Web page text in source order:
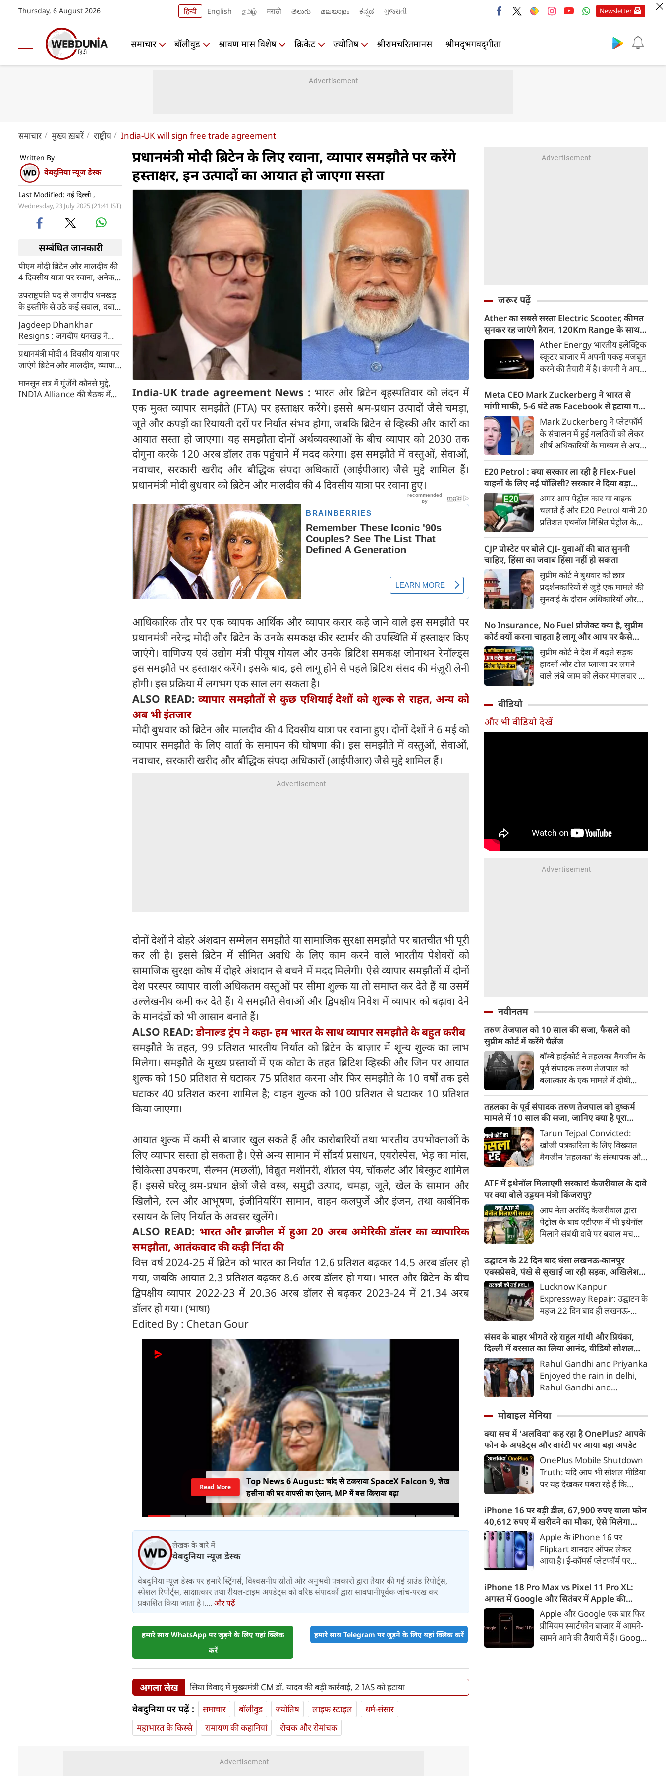
Thursday, 6 August 2026 हिन्दी English தமிழ் मराठी తెలుగు മലയാളം ಕನ್ನಡ ગુજરાતી Newsletter
समाचार बॉलीवुड श्रावण मास विशेष क्रिकेट ज्योतिष श्रीरामचरितमानस श्रीमद्‍भगवद्‍गीता
समाचार मुख्य ख़बरें राष्ट्रीय India-UK will sign free trade agreement
Written By
वेबदुनिया न्यूज डेस्क
Last Modified: नई दिल्ली ,
Wednesday, 23 July 2025 (21:41 IST)
सम्बंधित जानकारी
पीएम मोदी ब्रिटेन और मालदीव की
4 दिवसीय यात्रा पर रवाना, अनेक
मुद्दों पर होगी बातचीत
उपराष्ट्रपति पद से जगदीप धनखड़
के इस्तीफे से उठे कई सवाल, दबाव
या स्वेच्छा?
Jagdeep Dhankhar
Resigns : जगदीप धनखड़ ने
उपराष्ट्रपति पद से अचानक क्‍यों
दिया इस्‍तीफा, सिर्फ खराब स्वास्थ्य
या वजह कुछ और
प्रधानमंत्री मोदी 4 दिवसीय यात्रा पर
जाएंगे ब्रिटेन और मालदीव, व्यापार
समझौते समेत इन मुद्दों पर हो सकती
है वार्ता
मानसून सत्र में गूंजेंगे कौनसे मुद्दे,
INDIA Alliance की बैठक में
प्रधानमंत्री मोदी ब्रिटेन के लिए रवाना, व्यापार समझौते पर करेंगे
हस्ताक्षर, इन उत्पादों का आयात हो जाएगा सस्‍ता
India-UK trade agreement News : भारत और ब्रिटेन बृहस्पतिवार को लंदन में
एक मुक्त व्यापार समझौते (FTA) पर हस्ताक्षर करेंगे। इससे श्रम-प्रधान उत्पादों जैसे चमड़ा,
जूते और कपड़ों का रियायती दरों पर निर्यात संभव होगा, जबकि ब्रिटेन से व्हिस्की और कारों का
आयात सस्ता हो जाएगा। यह समझौता दोनों अर्थव्यवस्थाओं के बीच व्यापार को 2030 तक
दोगुना करके 120 अरब डॉलर तक पहुंचाने में मदद करेगा। इस समझौते में वस्तुओं, सेवाओं,
नवाचार, सरकारी खरीद और बौद्धिक संपदा अधिकारों (आईपीआर) जैसे मुद्दे शामिल हैं।
प्रधानमंत्री मोदी बुधवार को ब्रिटेन और मालदीव की 4 दिवसीय यात्रा पर रवाना हुए।
आधिकारिक तौर पर एक व्यापक आर्थिक और व्यापार करार कहे जाने वाले इस समझौते पर
प्रधानमंत्री नरेन्द्र मोदी और ब्रिटेन के उनके समकक्ष कीर स्टार्मर की उपस्थिति में हस्ताक्षर किए
जाएंगे। वाणिज्य एवं उद्योग मंत्री पीयूष गोयल और उनके ब्रिटिश समकक्ष जोनाथन रेनॉल्ड्स
इस समझौते पर हस्ताक्षर करेंगे। इसके बाद, इसे लागू होने से पहले ब्रिटिश संसद की मंज़ूरी लेनी
होगी। इस प्रक्रिया में लगभग एक साल लग सकता है।
ALSO READ:व्यापार समझौतों से कुछ एशियाई देशों को शुल्क से राहत, अन्य को
अब भी इंतजार
मोदी बुधवार को ब्रिटेन और मालदीव की 4 दिवसीय यात्रा पर रवाना हुए। दोनों देशों ने 6 मई को
व्यापार समझौते के लिए वार्ता के समापन की घोषणा की। इस समझौते में वस्तुओं, सेवाओं,
नवाचार, सरकारी खरीद और बौद्धिक संपदा अधिकारों (आईपीआर) जैसे मुद्दे शामिल हैं।
दोनों देशों ने दोहरे अंशदान सम्मेलन समझौते या सामाजिक सुरक्षा समझौते पर बातचीत भी पूरी
कर ली है। इससे ब्रिटेन में सीमित अवधि के लिए काम करने वाले भारतीय पेशेवरों को
सामाजिक सुरक्षा कोष में दोहरे अंशदान से बचने में मदद मिलेगी। ऐसे व्यापार समझौतों में दोनों
देश परस्पर व्यापार वाली अधिकतम वस्तुओं पर सीमा शुल्क या तो समाप्त कर देते हैं या उसमें
उल्लेखनीय कमी कर देते हैं। ये समझौते सेवाओं और द्विपक्षीय निवेश में व्यापार को बढ़ावा देने
के मानदंडों को भी आसान बनाते हैं।
ALSO READ:डोनाल्ड ट्रंप ने कहा- हम भारत के साथ व्यापार समझौते के बहुत करीब
समझौते के तहत, 99 प्रतिशत भारतीय निर्यात को ब्रिटेन के बाज़ार में शून्य शुल्क का लाभ
मिलेगा। समझौते के मुख्य प्रस्तावों में एक कोटा के तहत ब्रिटिश व्हिस्की और जिन पर आयात
शुल्क को 150 प्रतिशत से घटाकर 75 प्रतिशत करना और फिर समझौते के 10 वर्षों तक इसे
घटाकर 40 प्रतिशत करना शामिल है; वाहन शुल्क को 100 प्रतिशत से घटाकर 10 प्रतिशत
किया जाएगा।
आयात शुल्क में कमी से बाजार खुल सकते हैं और कारोबारियों तथा भारतीय उपभोक्ताओं के
लिए व्यापार सस्ता हो सकता है। ऐसे अन्य सामान में सौंदर्य प्रसाधन, एयरोस्पेस, भेड़ का मांस,
चिकित्सा उपकरण, सैल्मन (मछली), विद्युत मशीनरी, शीतल पेय, चॉकलेट और बिस्कुट शामिल
हैं। इससे घरेलू श्रम-प्रधान क्षेत्रों जैसे वस्त्र, समुद्री उत्पाद, चमड़ा, जूते, खेल के सामान और
खिलौने, रत्न और आभूषण, इंजीनियरिंग सामान, वाहन कलपुर्जे और इंजन, तथा कार्बनिक
रसायन के लिए निर्यात के अवसर खुलेंगे।
ALSO READ: भारत और ब्राजील में हुआ 20 अरब अमेरिकी डॉलर का व्यापारिक
समझौता, आतंकवाद की कड़ी निंदा की
वित्त वर्ष 2024-25 में ब्रिटेन को भारत का निर्यात 12.6 प्रतिशत बढ़कर 14.5 अरब डॉलर हो
गया, जबकि आयात 2.3 प्रतिशत बढ़कर 8.6 अरब डॉलर हो गया। भारत और ब्रिटेन के बीच
द्विपक्षीय व्यापार 2022-23 में 20.36 अरब डॉलर से बढ़कर 2023-24 में 21.34 अरब
डॉलर हो गया। (भाषा)
Edited By : Chetan Gour
Top News 6 August: चांद से टकराया SpaceX Falcon 9, शेख
हसीना की घर वापसी का ऐलान, MP में बस किराया बढ़ा
Read More
लेखक के बारे में
वेबदुनिया न्यूज डेस्क
वेबदुनिया न्यूज़ डेस्क पर हमारे स्ट्रिंगर्स, विश्वसनीय स्रोतों और अनुभवी पत्रकारों द्वारा तैयार की गई ग्राउंड रिपोर्ट्स,
स्पेशल रिपोर्ट्स, साक्षात्कार तथा रीयल-टाइम अपडेट्स को वरिष्ठ संपादकों द्वारा सावधानीपूर्वक जांच-परख कर
प्रकाशित किया जाता है।.... और पढ़ें
हमारे साथ WhatsApp पर जुड़ने के लिए यहां क्लिक
करें
हमारे साथ Telegram पर जुड़ने के लिए यहां क्लिक करें
अगला लेख सिया विवाद में मुख्यमंत्री CM डॉ. यादव की बड़ी कार्रवाई, 2 IAS को हटाया
वेबदुनिया पर पढ़ें : समाचार बॉलीवुड ज्योतिष लाइफ स्‍टाइल
धर्म-संसार
महाभारत के किस्से
रामायण की कहानियां रोचक और रोमांचक
जरूर पढ़ें
Ather का सबसे सस्ता Electric Scooter, कीमत
सुनकर रह जाएंगे हैरान, 120Km Range के साथ
आएगा Konarc Ather Energy भारतीय इलेक्ट्रिक
स्कूटर बाजार में अपनी पकड़ मजबूत
करने की तैयारी में है। कंपनी ने अपने
इलेक्ट्रिक स्कूटर का पहला वीडियो
टीजर जारी कर दिया है। इस नए
इलेक्ट्रिक स्कूटर का नाम Ather
Konarc बताया गया है। कंपनी इसे
29 अगस्त 2026 को होने वाले
Ather Annual Community
Day के दौरान भारतीय बाजार में पेश
करेगी।
Meta CEO Mark Zuckerberg ने भारत से
मांगी माफी, 5-6 घंटे तक Facebook से हटाया गया
था PM Modi का वीडियोMark Zuckerberg ने प्लेटफॉर्म
के संचालन में हुई गलतियों को लेकर
शीर्ष अधिकारियों के माध्यम से अपनी
बैठक के दौरान Meta ने यह भी
स्वीकार किया कि कुछ खास तरह के
कंटेंट को ज्यादा लोगों तक पहुंचाने के
लिए बड़ी रकम का भुगतान किया
गया था। सूत्र के मुताबिक, Meta ने
गलती स्वीकार करते हुए माफी मांगी
और इस पर अफसोस जताया।
E20 Petrol : क्या सरकार ला रही है Flex-Fuel
वाहनों के लिए नई पॉलिसी? सरकार ने दिया बड़ा
अपडेट
अगर आप पेट्रोल कार या बाइक
चलाते हैं और E20 Petrol यानी 20
प्रतिशत एथनॉल मिश्रित पेट्रोल के
आपके लिए बड़ी खबर है। भारी
उद्योग मंत्रालय ने स्पष्ट किया है कि
20 प्रतिशत से अधिक एथनॉल
मिश्रित ईंधन पर चलने वाले Flex-
Fuel वाहनों को बढ़ावा देने के लिए
सरकार ने अलग से कोई राष्ट्रीय नीति
नहीं बनाई है। मंत्रालय ने यह भी स्पष्ट
किया कि Flex-Fuel और Electric
Vehicles को प्रोत्साहित करने को
लेकर उसने फिलहाल कोई अलग
अध्ययन नहीं कराया है।
CJP प्रोस्टेट पर बोले CJI- युवाओं की बात सुननी
चाहिए, हिंसा का जवाब हिंसा नहीं हो सकता
सुप्रीम कोर्ट ने बुधवार को छात्र
प्रदर्शनकारियों से जुड़े एक मामले की
सुनवाई के दौरान अधिकारियों और
दी। कोर्ट ने कहा कि युवा छात्रों के
विरोध प्रदर्शन के दौरान हिंसा रोकने के
लिए अगर हिंसक तरीके अपनाए गए,
तो इससे स्थिति और बिगड़ सकती है।
No Insurance, No Fuel प्रोजेक्ट क्या है, सुप्रीम
कोर्ट क्यों करना चाहता है लागू और आप पर कैसे
पड़ेगा असर
सुप्रीम कोर्ट ने देश में बढ़ते सड़क
हादसों और टोल प्लाजा पर लगने
वाले लंबे जाम को लेकर मंगलवार को
निर्देश दिया है। इसके तहत पारंपरिक
टोल प्लाजा की जगह Automatic
वीडियो
और भी वीडियो देखें
नवीनतम
तरुण तेजपाल को 10 साल की सजा, फैसले को
सुप्रीम कोर्ट में करेंगे चैलेंज
बॉम्बे हाईकोर्ट ने तहलका मैगजीन के
पूर्व संपादक तरुण तेजपाल को
बलात्कार के एक मामले में दोषी
की धारा 376(2)(f), 376(2)(k),
354A और 354B के तहत दोषी
ठहराया। अदालत ने उन्हें 10 साल
कैद की सजा सुनाई। वो इस फैसले को
सुप्रीम कोर्ट में चुनौती देंगे।
तहलका के पूर्व संपादक तरुण तेजपाल को दुष्कर्म
मामले में 10 साल की सजा, जानिए क्या है पूरा
मामला
Tarun Tejpal Convicted:
खोजी पत्रकारिता के लिए विख्यात
मैगजीन 'तहलका' के संस्थापक और
को बॉम्बे हाईकोर्ट ने वर्ष 2013 के
चर्चित यौन उत्पीड़न मामले में दोषी
करार देते हुए 10 साल की सजा
सुनाई है। हाईकोर्ट की गोवा पीठ ने मई
2021 में निचली अदालत द्वारा
तेजपाल को बरी किए जाने के फैसले
को पूरी तरह रद्द कर दिया।
ATF में इथेनॉल मिलाएगी सरकार! केजरीवाल के दावे
पर क्या बोले उड्डयन मंत्री किंजरापु?
आप नेता अरविंद केजरीवाल द्वारा
पेट्रोल के बाद एटीएफ में भी इथेनॉल
मिलाने संबंधी दावे पर बवाल मच
नायडू किंजरापु ने इसका खंडन करते
हुए कहा कि सरकार की एटीएफ में
इथेनॉल मिलाने की कोई योजना नहीं
है।
उद्घाटन के 22 दिन बाद धंसा लखनऊ-कानपुर
एक्सप्रेसवे, पंखे से सुखाई जा रही सड़क, अखिलेश
का तंज
Lucknow Kanpur
Expressway Repair: उद्घाटन के
महज 22 दिन बाद ही लखनऊ-
लगा है। कुल 8 जगहों पर धंस चुकी
इस सड़क की मरम्मत के लिए
इंजीनियरों ने अब 'हास्यास्पद थेरेपी'
शुरू की है। सड़क को सुखाने के लिए
बड़े-बड़े पंखे लगा दिए गए हैं। इस
अनूठे 'तकनीकी चमत्कार' को लेकर
तंज कसा है,
संसद के बाहर भीगते रहे राहुल गांधी और प्रियंका,
दिल्‍ली में बरसात का लिया आनंद, वीडियो सोशल
मीडिया में वायरल Rahul Gandhi and Priyanka
Enjoyed the rain in delhi,
Rahul Gandhi and
and Priyanka got drenched
enjoyed the rain in Delhi,
राहुल गांधी और प्रियंका
मोबाइल मेनिया
क्या सच में 'अलविदा' कह रहा है OnePlus? आपके
फोन के अपडेट्स और वारंटी पर आया बड़ा अपडेट
OnePlus Mobile Shutdown
Truth: यदि आप भी सोशल मीडिया
पर यह देखकर घबरा रहे हैं कि
तो थोड़ा ठहरिए! टेक वर्ल्ड में किसी
समय 'फ्लैगशिप किलर' के नाम से
मशहूर इस ब्रांड को लेकर इंटरनेट पर
लगातार कयासबाजी का दौर जारी है।
iPhone 16 पर बड़ी डील, 67,900 रुपए वाला फोन
40,612 रुपए में खरीदने का मौका, ऐसे मिलेगा
डिस्काउंट
Apple के iPhone 16 पर
Flipkart शानदार ऑफर लेकर
आया है। ई-कॉमर्स प्लेटफॉर्म पर
कीमत सीधे डिस्काउंट के बाद
67,900 रुपए हो गई है। वहीं, अगर
ग्राहक एक्सचेंज ऑफर और चुनिंदा
बैंक कार्ड के डिस्काउंट का फायदा
उठाते हैं, तो इस फोन को प्रभावी तौर
पर सिर्फ 40,612 रुप में खरीदा जा
iPhone 18 Pro Max vs Pixel 11 Pro XL:
अगस्त में Google और सितंबर में Apple की
टक्कर, जानें कौन होगा सबसे दमदार?
Apple और Google एक बार फिर
प्रीमियम स्मार्टफोन बाजार में आमने-
सामने आने की तैयारी में हैं। Google